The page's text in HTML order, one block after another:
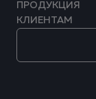
ПРОДУКЦИЯ
КЛИЕНТАМ